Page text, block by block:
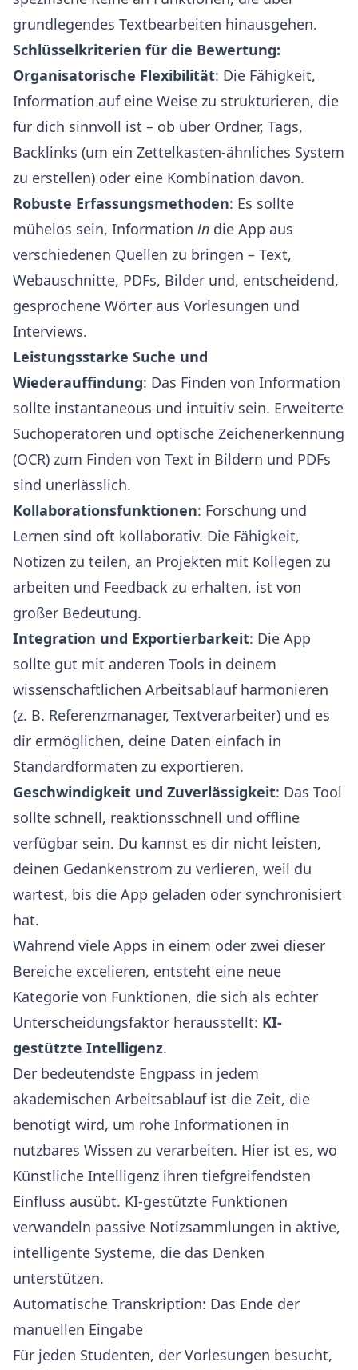
grundlegendes Textbearbeiten hinausgehen.
Schlüsselkriterien für die Bewertung:
Organisatorische Flexibilität: Die Fähigkeit,
Information auf eine Weise zu strukturieren, die
für dich sinnvoll ist – ob über Ordner, Tags,
Backlinks (um ein Zettelkasten-ähnliches System
zu erstellen) oder eine Kombination davon.
Robuste Erfassungsmethoden: Es sollte
mühelos sein, Information in die App aus
verschiedenen Quellen zu bringen – Text,
Webauschnitte, PDFs, Bilder und, entscheidend,
gesprochene Wörter aus Vorlesungen und
Interviews.
Leistungsstarke Suche und
Wiederauffindung: Das Finden von Information
sollte instantaneous und intuitiv sein. Erweiterte
Suchoperatoren und optische Zeichenerkennung
(OCR) zum Finden von Text in Bildern und PDFs
sind unerlässlich.
Kollaborationsfunktionen: Forschung und
Lernen sind oft kollaborativ. Die Fähigkeit,
Notizen zu teilen, an Projekten mit Kollegen zu
arbeiten und Feedback zu erhalten, ist von
großer Bedeutung.
Integration und Exportierbarkeit: Die App
sollte gut mit anderen Tools in deinem
wissenschaftlichen Arbeitsablauf harmonieren
(z. B. Referenzmanager, Textverarbeiter) und es
dir ermöglichen, deine Daten einfach in
Standardformaten zu exportieren.
Geschwindigkeit und Zuverlässigkeit: Das Tool
sollte schnell, reaktionsschnell und offline
verfügbar sein. Du kannst es dir nicht leisten,
deinen Gedankenstrom zu verlieren, weil du
wartest, bis die App geladen oder synchronisiert
hat.
Während viele Apps in einem oder zwei dieser
Bereiche excelieren, entsteht eine neue
Kategorie von Funktionen, die sich als echter
Unterscheidungsfaktor herausstellt: KI-
gestützte Intelligenz.
Der bedeutendste Engpass in jedem
akademischen Arbeitsablauf ist die Zeit, die
benötigt wird, um rohe Informationen in
nutzbares Wissen zu verarbeiten. Hier ist es, wo
Künstliche Intelligenz ihren tiefgreifendsten
Einfluss ausübt. KI-gestützte Funktionen
verwandeln passive Notizsammlungen in aktive,
intelligente Systeme, die das Denken
unterstützen.
Automatische Transkription: Das Ende der
manuellen Eingabe
Für jeden Studenten, der Vorlesungen besucht,